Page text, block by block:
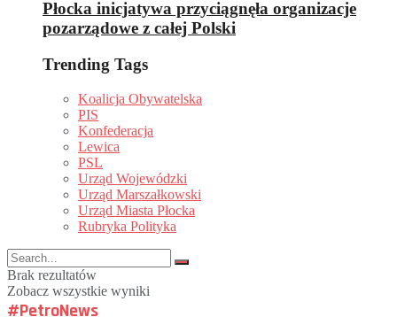
Płocka inicjatywa przyciągnęła organizacje
pozarządowe z całej Polski
Trending Tags
Koalicja Obywatelska
PIS
Konfederacja
Lewica
PSL
Urząd Wojewódzki
Urząd Marszałkowski
Urząd Miasta Płocka
Rubryka Polityka
Brak rezultatów
Zobacz wszystkie wyniki
#PetroNews